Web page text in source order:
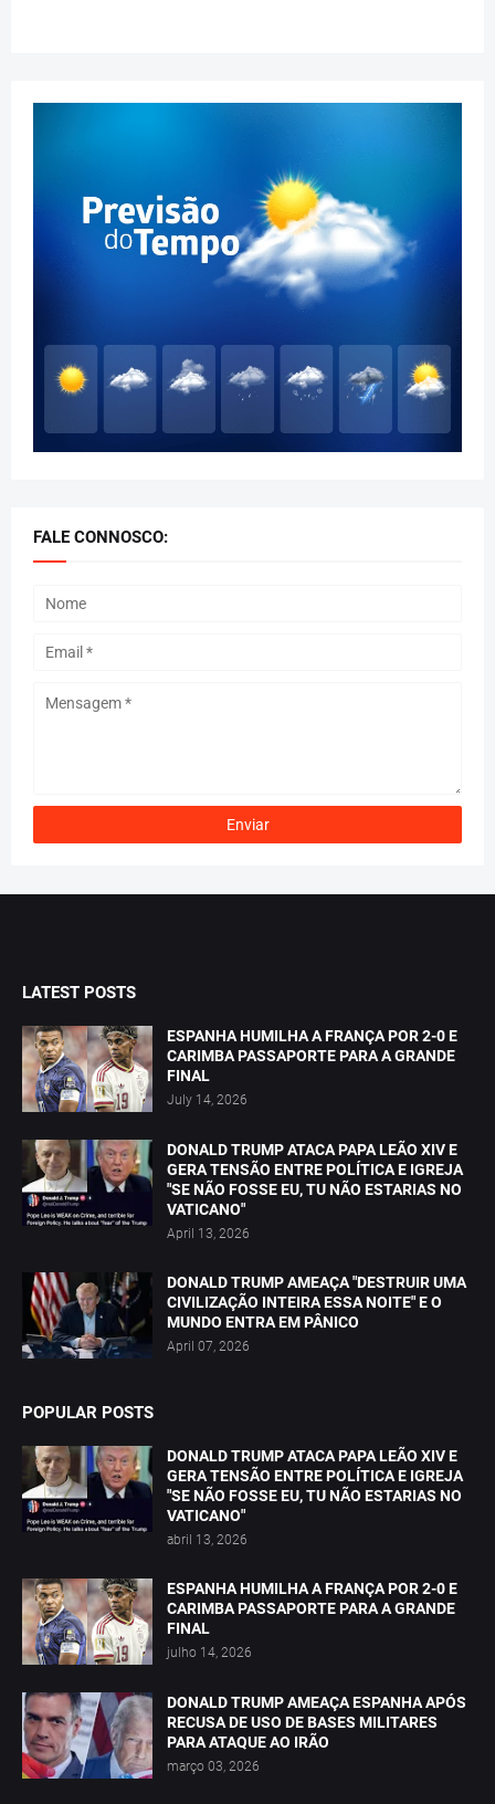
FALE CONNOSCO:
LATEST POSTS
ESPANHA HUMILHA A FRANÇA POR 2-0 E
CARIMBA PASSAPORTE PARA A GRANDE
FINAL
July 14, 2026
DONALD TRUMP ATACA PAPA LEÃO XIV E
GERA TENSÃO ENTRE POLÍTICA E IGREJA
"SE NÃO FOSSE EU, TU NÃO ESTARIAS NO
VATICANO"
April 13, 2026
DONALD TRUMP AMEAÇA "DESTRUIR UMA
CIVILIZAÇÃO INTEIRA ESSA NOITE" E O
MUNDO ENTRA EM PÂNICO
April 07, 2026
POPULAR POSTS
DONALD TRUMP ATACA PAPA LEÃO XIV E
GERA TENSÃO ENTRE POLÍTICA E IGREJA
"SE NÃO FOSSE EU, TU NÃO ESTARIAS NO
VATICANO"
abril 13, 2026
ESPANHA HUMILHA A FRANÇA POR 2-0 E
CARIMBA PASSAPORTE PARA A GRANDE
FINAL
julho 14, 2026
DONALD TRUMP AMEAÇA ESPANHA APÓS
RECUSA DE USO DE BASES MILITARES
PARA ATAQUE AO IRÃO
março 03, 2026